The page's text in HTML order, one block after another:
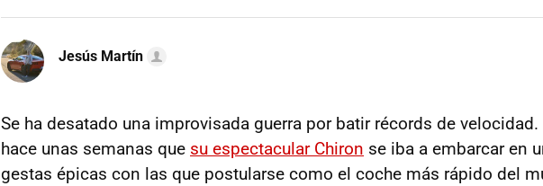
Jesús Martín
Se ha desatado una improvisada guerra por batir récords de
hace unas semanas que su espectacular Chiron se iba a embarcar en
gestas épicas con las que postularse como el coche más rápido del